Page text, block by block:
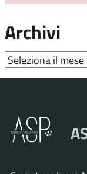
Archivi
Archivi